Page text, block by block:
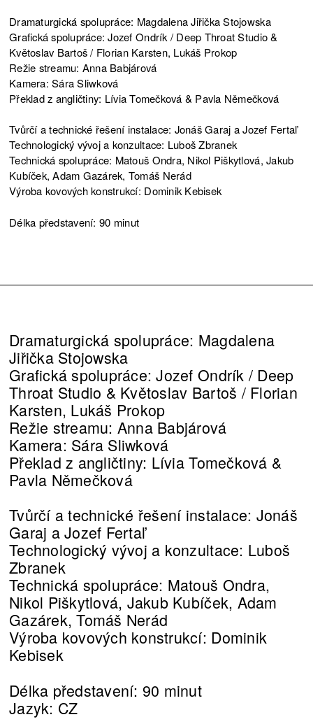
Dramaturgická spolupráce: Magdalena Jiřička Stojowska
Grafická spolupráce: Jozef Ondrík / Deep Throat Studio &
Květoslav Bartoš / Florian Karsten, Lukáš Prokop
Režie streamu: Anna Babjárová
Kamera: Sára Sliwková
Překlad z angličtiny: Lívia Tomečková & Pavla Němečková
Tvůrčí a technické řešení instalace: Jonáš Garaj a Jozef Fertaľ
Technologický vývoj a konzultace: Luboš Zbranek
Technická spolupráce: Matouš Ondra, Nikol Piškytlová, Jakub
Kubíček, Adam Gazárek, Tomáš Nerád
Výroba kovových konstrukcí: Dominik Kebisek
Délka představení: 90 minut
Dramaturgická spolupráce: Magdalena
Jiřička Stojowska
Grafická spolupráce: Jozef Ondrík / Deep
Throat Studio & Květoslav Bartoš / Florian
Karsten, Lukáš Prokop
Režie streamu: Anna Babjárová
Kamera: Sára Sliwková
Překlad z angličtiny: Lívia Tomečková &
Pavla Němečková
Tvůrčí a technické řešení instalace: Jonáš
Garaj a Jozef Fertaľ
Technologický vývoj a konzultace: Luboš
Zbranek
Technická spolupráce: Matouš Ondra,
Nikol Piškytlová, Jakub Kubíček, Adam
Gazárek, Tomáš Nerád
Výroba kovových konstrukcí: Dominik
Kebisek
Délka představení: 90 minut
Jazyk: CZ